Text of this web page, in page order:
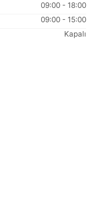
09:00 - 18:00
09:00 - 15:00
Kapalı